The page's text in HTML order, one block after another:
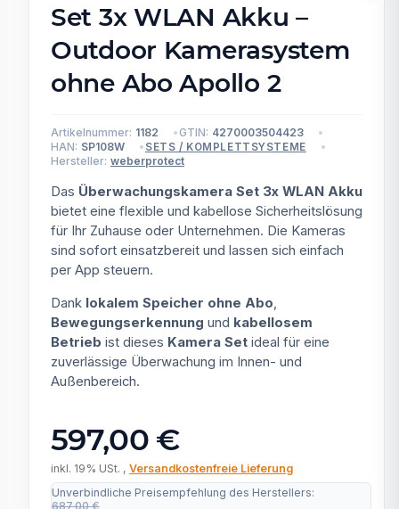
Set 3x WLAN Akku –
Outdoor Kamerasystem
ohne Abo Apollo 2
Artikelnummer: 1182 GTIN: 4270003504423
HAN: SP108W SETS / KOMPLETTSYSTEME
Hersteller: weberprotect
Das Überwachungskamera Set 3x WLAN Akku
bietet eine flexible und kabellose Sicherheitslösung
für Ihr Zuhause oder Unternehmen. Die Kameras
sind sofort einsatzbereit und lassen sich einfach
per App steuern.
Dank lokalem Speicher ohne Abo
Bewegungserkennung und kabellosem
Betrieb ist dieses Kamera Set ideal für eine
zuverlässige Überwachung im Innen- und
Außenbereich.
597,00 €
inkl. 19% USt. , Versandkostenfreie Lieferung
Unverbindliche Preisempfehlung des Herstellers:
687,00 €